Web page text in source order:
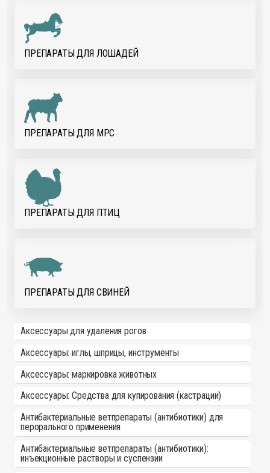
ПРЕПАРАТЫ ДЛЯ ЛОШАДЕЙ
ПРЕПАРАТЫ ДЛЯ МРС
ПРЕПАРАТЫ ДЛЯ ПТИЦ
ПРЕПАРАТЫ ДЛЯ СВИНЕЙ
Аксессуары для удаления рогов
Аксессуары: иглы, шприцы, инструменты
Аксессуары: маркировка животных
Аксессуары: Средства для купирования (кастрации)
Антибактериальные ветпрепараты (антибиотики) для
перорального применения
Антибактериальные ветпрепараты (антибиотики):
инъекционные растворы и суспензии